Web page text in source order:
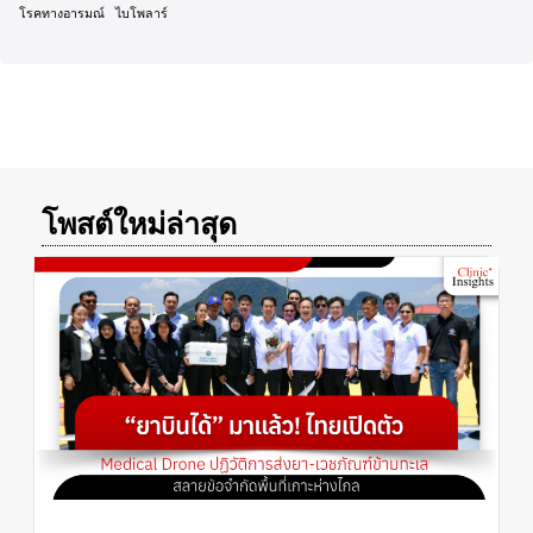
โรคทางอารมณ์ ไบโพลาร์
โพสต์ใหม่ล่าสุด